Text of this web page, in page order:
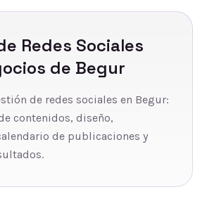
Redes Sociales
de Begur
de redes sociales en Begur:
contenidos, diseño,
de publicaciones y